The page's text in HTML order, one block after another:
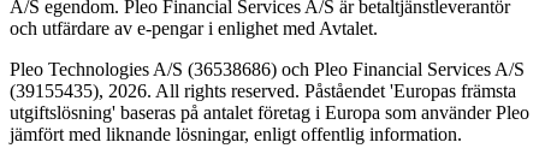
A/S egendom. Pleo Financial Services A/S är betaltjänstleverantör
och utfärdare av e-pengar i enlighet med Avtalet.
Pleo Technologies A/S (36538686) och Pleo Financial Services A/S
(39155435), 2026. All rights reserved. Påståendet 'Europas främsta
utgiftslösning' baseras på antalet företag i Europa som använder Pleo
jämfört med liknande lösningar, enligt offentlig information.